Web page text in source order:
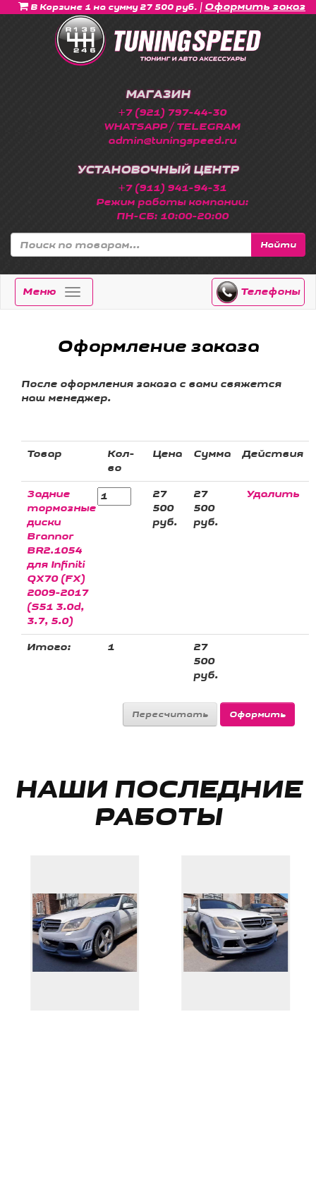
В Корзине 1 на сумму 27 500 руб. | Оформить заказ
МАГАЗИН
+7 (921) 797-44-30
WHATSAPP / TELEGRAM
admin@tuningspeed.ru
УСТАНОВОЧНЫЙ ЦЕНТР
+7 (911) 941-94-31
Режим работы компании:
ПН-СБ: 10:00-20:00
Найти
Меню Телефоны
Оформление заказа
После оформления заказа с вами свяжется
наш менеджер.
Товар
Кол-
во
Цена Сумма Действия
Задние
тормозные
диски
Brannor
BR2.1054
для Infiniti
QX70 (FX)
2009-2017
(S51 3.0d,
3.7, 5.0)
27
500
руб.
27
500
руб.
Удалить
Итого: 1
27
500
руб.
НАШИ ПОСЛЕДНИЕ
РАБОТЫ